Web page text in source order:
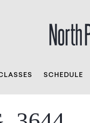
SCHEDULE